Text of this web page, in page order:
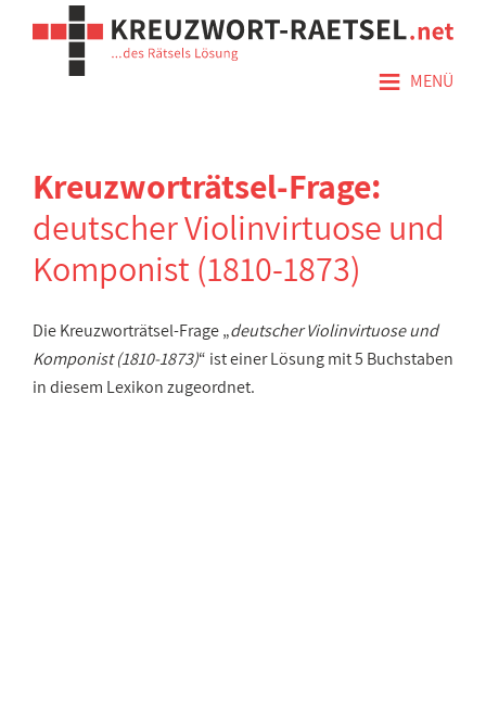
≡ MENÜ
Kreuzworträtsel-Frage:
deutscher Violinvirtuose und
Komponist (1810-1873)
Die Kreuzworträtsel-Frage „deutscher Violinvirtuose und
Komponist (1810-1873)“ ist einer Lösung mit 5 Buchstaben
in diesem Lexikon zugeordnet.